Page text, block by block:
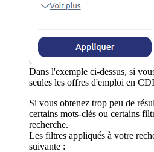
Dans l'exemple ci-dessus, si
seules les offres d'emploi en
Si vous obtenez trop peu de
certains mots-clés ou certains
recherche.
Les filtres appliqués à votre
suivante :